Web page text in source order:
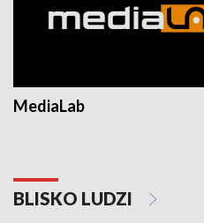
MediaLab
BLISKO LUDZI